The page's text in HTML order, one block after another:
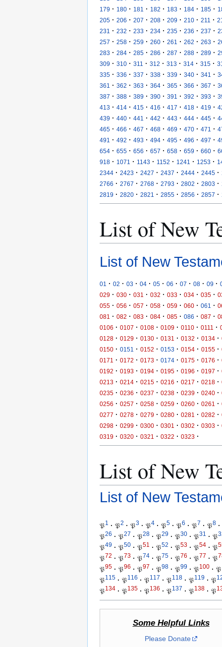
179 · 180 · 181 · 182 · 183 · 184 · 185 ·
205 · 206 · 207 · 208 · 209 · 210 · 211 ·
231
· 232 · 233 · 234 · 235 · 236 · 237 ·
257 · 258 · 259 · 260 · 261 · 262 · 263 ·
283 · 284 · 285 · 286 · 287 · 288 · 289 ·
309 · 310 · 311 · 312 · 313 · 314 · 315 ·
335 · 336 · 337 · 338 · 339 · 340 · 341 ·
361
· 362 · 363 · 364 · 365 · 366 · 367 ·
387 · 388 · 389 · 390 · 391 · 392 · 393 ·
413 · 414 · 415 · 416 · 417 · 418 · 419 ·
439 · 440 · 441 · 442 · 443 · 444 · 445 ·
465 · 466 · 467 · 468 · 469 · 470 · 471 ·
491
· 492 · 493 · 494 · 495 · 496 · 497 ·
654 · 655 · 656 · 657 · 658 · 659 · 660 ·
918 · 1071 · 1143 · 1152 · 1241 · 1253 ·
2344 · 2423 · 2427 · 2437 · 2444 · 2445 ·
2766 · 2767 · 2768 · 2793 · 2802 · 2803 ·
2819 · 2820 · 2821 · 2855 · 2856 · 2857 ·
List of New
List of New
01 · 02 · 03 · 04 · 05 · 06 · 07 · 08 · 09 ·
029 · 030 · 031 · 032 · 033 · 034 · 035 ·
055 · 056 · 057 · 058 · 059 · 060 · 061 ·
081
· 082 · 083 · 084 · 085 · 086 · 087 ·
0106 · 0107 · 0108 · 0109 · 0110 · 0111 ·
0128 · 0129 · 0130 · 0131 · 0132 · 0134 ·
0150 · 0151 · 0152 · 0153 · 0154 · 0155 ·
0171
· 0172 · 0173 · 0174 · 0175 · 0176 ·
0192 · 0193 · 0194 · 0195 · 0196 · 0197 ·
0213 · 0214 · 0215 · 0216 · 0217 · 0218 ·
0235 · 0236 · 0237 · 0238 · 0239 · 0240 ·
0256 · 0257 · 0258 · 0259 · 0260 · 0261 ·
0277 · 0278 · 0279 · 0280 · 0281 · 0282 ·
0298 · 0299 · 0300 · 0301 · 0302 · 0303 ·
0319 · 0320 · 0321 · 0322 · 0323 ·
List of New
List of New
𝔓1 · 𝔓2 · 𝔓3 · 𝔓4 · 𝔓5 · 𝔓6 · 𝔓7 · 𝔓8 ·
𝔓26 · 𝔓27 · 𝔓28 · 𝔓29 · 𝔓30 · 𝔓31 · 𝔓
𝔓49 · 𝔓50 · 𝔓51 · 𝔓52 · 𝔓53 · 𝔓54 · 𝔓
𝔓72 · 𝔓73 · 𝔓74 · 𝔓75 · 𝔓76 · 𝔓77 · 𝔓
𝔓95 · 𝔓96 · 𝔓97 · 𝔓98 · 𝔓99 · 𝔓100 · 𝔓
𝔓115 · 𝔓116 · 𝔓117 · 𝔓118 · 𝔓119 · 𝔓
𝔓134 · 𝔓135 · 𝔓136 · 𝔓137 · 𝔓138 · 𝔓
Some Helpful Links
Please Donate